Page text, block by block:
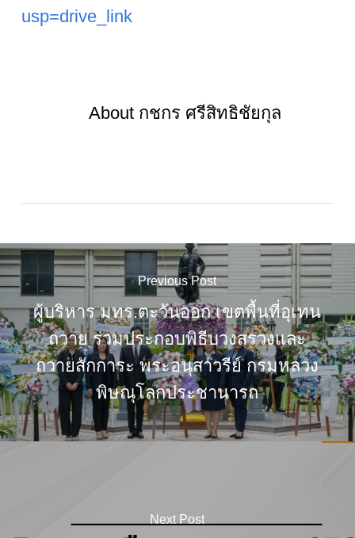
usp=drive_link
Aboutกชกร ศรีสิทธิชัยกุล
Previous Post
ผู้บริหาร มทร.ตะวันออก เขตพื้นที่อุเทน
ถวาย ร่วมประกอบพิธีบวงสรวงและ
ถวายสักการะ พระอนุสาวรีย์ กรมหลวง
พิษณุโลกประชานารถ
Next Post